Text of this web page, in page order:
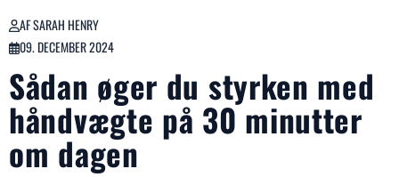
AF SARAH HENRY
09. DECEMBER 2024
Sådan øger du styrken med
håndvægte på 30 minutter
om dagen